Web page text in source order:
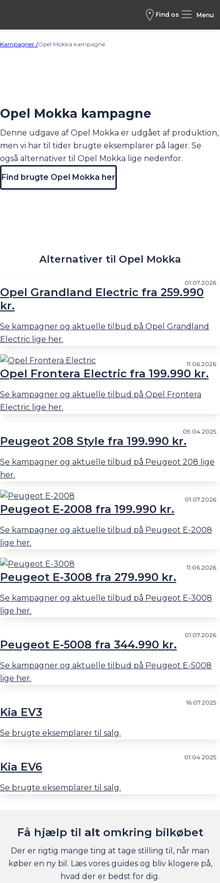
Find os Menu
Kampagner /Opel Mokka kampagne
Opel Mokka kampagne
Denne udgave af Opel Mokka er udgået af produktion,
men vi har til tider brugte eksemplarer på lager. Se
også alternativer til Opel Mokka lige nedenfor.
Find brugte Opel Mokka her
Alternativer til Opel Mokka
01.07.2026
Opel Grandland Electric fra 259.990
kr.
Se kampagner og aktuelle tilbud på Opel Grandland
Electric lige her.
11.06.2026
Opel Frontera Electric fra 199.990 kr.
Se kampagner og aktuelle tilbud på Opel Frontera
Electric lige her.
09.04.2025
Peugeot 208 Style fra 199.990 kr.
Se kampagner og aktuelle tilbud på Peugeot 208 lige
her.
01.07.2026
Peugeot E-2008 fra 199.990 kr.
Se kampagner og aktuelle tilbud på Peugeot E-2008
lige her.
11.06.2026
Peugeot E-3008 fra 279.990 kr.
Se kampagner og aktuelle tilbud på Peugeot E-3008
lige her.
01.07.2026
Peugeot E-5008 fra 344.990 kr.
Se kampagner og aktuelle tilbud på Peugeot E-5008
lige her.
16.07.2025
Kia EV3
Se brugte eksemplarer til salg.
01.04.2025
Kia EV6
Se brugte eksemplarer til salg.
Få hjælp til alt omkring bilkøbet
Der er rigtig mange ting at tage stilling til, når man
køber en ny bil. Læs vores guides og bliv klogere på,
hvad der er bedst for dig.